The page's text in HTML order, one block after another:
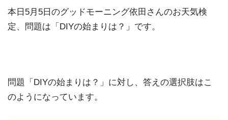
本日5月5日のグッドモーニング依田さんのお天気検
定、問題は「DIYの始まりは？」です。
問題「DIYの始まりは？」に対し、答えの選択肢はこ
のようになっています。